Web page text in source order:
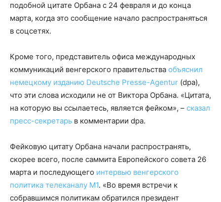
подобной цитате Орбана с 24 февраля и до конца
марта, когда это сообщение начало распространяться
в соцсетях.
Кроме того, представитель офиса международных
коммуникаций венгерского правительства объяснил
немецкому изданию Deutsche Presse-Agentur (dpa),
что эти слова исходили не от Виктора Орбана. «Цитата,
на которую вы ссылаетесь, является фейком», – сказал
пресс-секретарь в комментарии dpa.
Фейковую цитату Орбана начали распространять,
скорее всего, после саммита Европейского совета 26
марта и последующего интервью венгерского
политика телеканалу М1. «Во время встречи к
собравшимся политикам обратился президент